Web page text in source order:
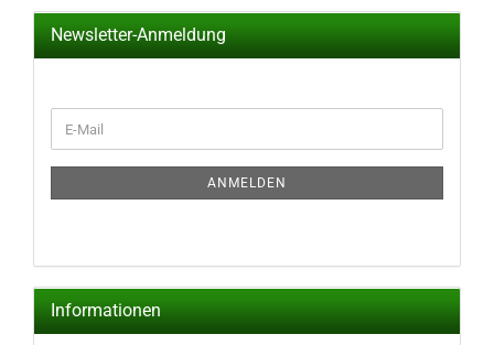
Newsletter-Anmeldung
ZUR
E-
Mail
ANMELDEN
Informationen